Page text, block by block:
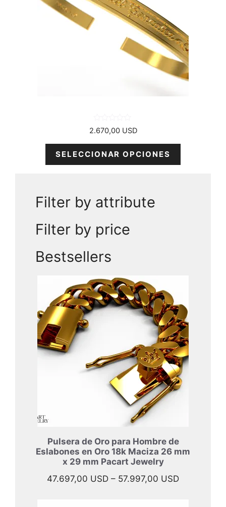
0
d
2.670,00 USD
SELECCIONAR OPCIONES
Filter by attribute
Filter by price
Bestsellers
Pulsera de Oro para Hombre de
Eslabones en Oro 18k Maciza 26 mm
x 29 mm Pacart Jewelry
47.697,00 USD – 57.997,00 USDRango